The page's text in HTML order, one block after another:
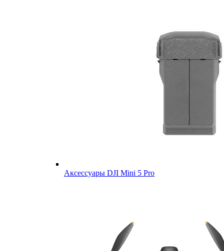
Аксессуары DJI Mini 5 Pro